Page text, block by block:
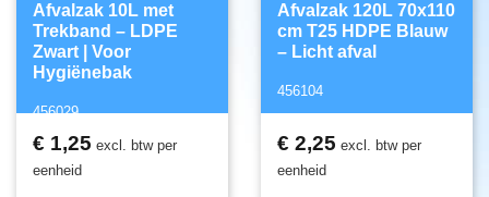
Afvalzak 10L met
Trekband – LDPE
Zwart | Voor
Hygiënebak
456029
€ 1,25 excl. btw per
eenheid
Afvalzak 120L 70x110
cm T25 HDPE Blauw
– Licht afval
456104
€ 2,25 excl. btw per
eenheid